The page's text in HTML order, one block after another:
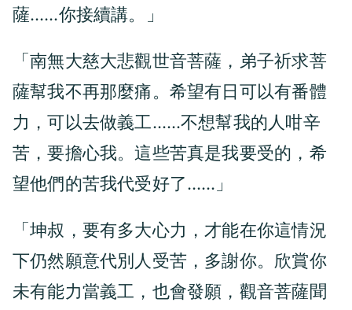
薩……你接續講。」
「南無大慈大悲觀世音菩薩，弟子祈求菩
薩幫我不再那麼痛。希望有日可以有番體
力，可以去做義工……不想幫我的人咁辛
苦，要擔心我。這些苦真是我要受的，希
望他們的苦我代受好了……」
「坤叔，要有多大心力，才能在你這情況
下仍然願意代別人受苦，多謝你。欣賞你
未有能力當義工，也會發願，觀音菩薩聞